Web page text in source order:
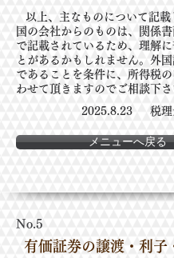
以上、主なものについて記載
国の会社からのものは、関係
で記載さ れてい るため、理解
とがあるかもしれません。 外
であることを条件に、所得税
わせて頂きますのでご相談下さ
2025.8.23 税理
メニューへ戻る
No.5
有価証券の譲渡・利子